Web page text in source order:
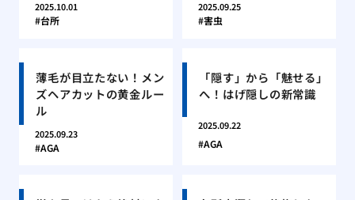
2025.10.01
台所
2025.09.25
害虫
薄毛が目立たない！メン
ズヘアカットの黄金ルー
ル
2025.09.23
AGA
「隠す」から「魅せる」
へ！はげ隠しの新常識
2025.09.22
AGA